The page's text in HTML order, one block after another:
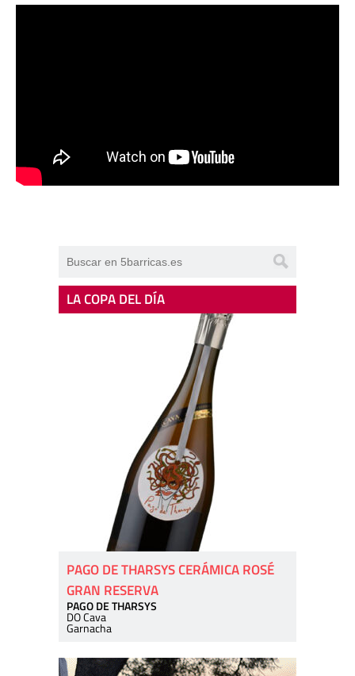
LA COPA DEL DÍA
PAGO DE THARSYS CERÁMICA ROSÉ
GRAN RESERVA
PAGO DE THARSYS
DO Cava
Garnacha